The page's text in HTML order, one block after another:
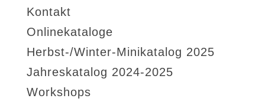
Kontakt
Onlinekataloge
Herbst-/Winter-Minikatalog 2025
Jahreskatalog 2024-2025
Workshops